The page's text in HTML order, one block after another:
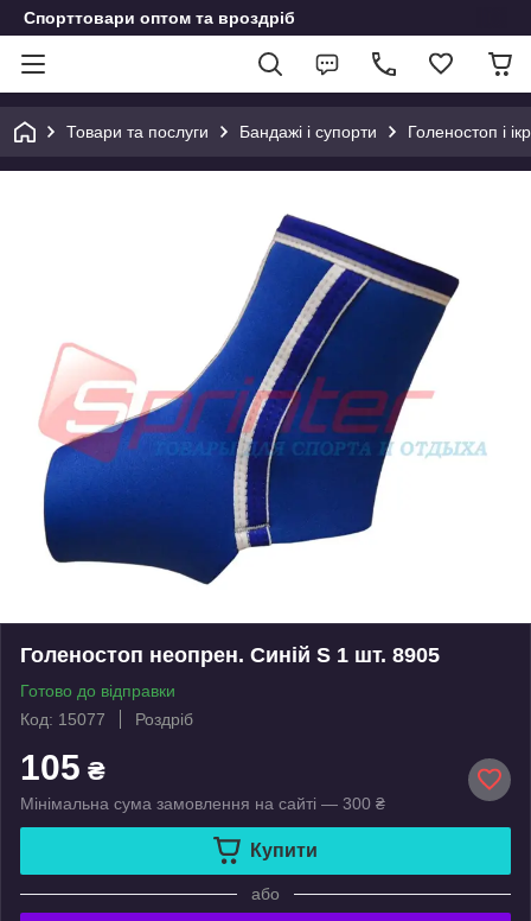
Спорттовари оптом та вроздріб
Товари та послуги Бандажі і супорти Голеностоп і
Голеностоп неопрен. Синій S 1 шт. 8905
Готово до відправки
Код: 15077
Роздріб
105 ₴
Мінімальна сума замовлення на сайті — 300 ₴
Купити
або